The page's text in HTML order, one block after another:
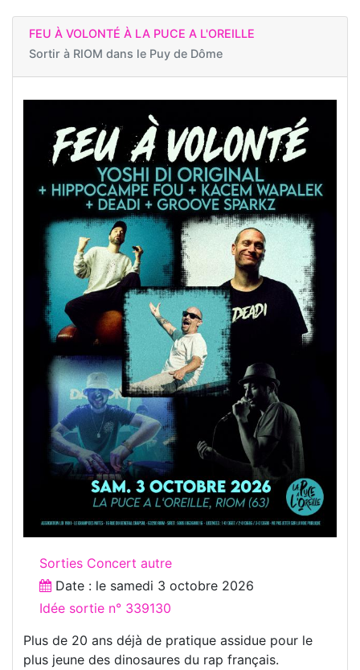
FEU À VOLONTÉ À LA PUCE A L'OREILLE
Sortir à RIOM dans le Puy de Dôme
Sorties Concert autre
Date : le samedi 3 octobre 2026
Idée sortie n° 339130
Plus de 20 ans déjà de pratique assidue pour le
plus jeune des dinosaures du rap français.